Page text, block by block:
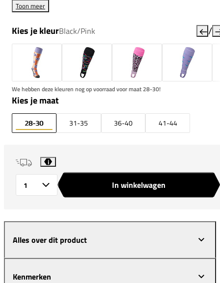
Toon meer
Kies je kleurBlack/Pink /
We hebben deze kleuren nog op voorraad voor maat 28-30!
Kies je maat
28-30 31-35 36-40 41-44
i
In winkelwagen
Alles over dit product
Kenmerken